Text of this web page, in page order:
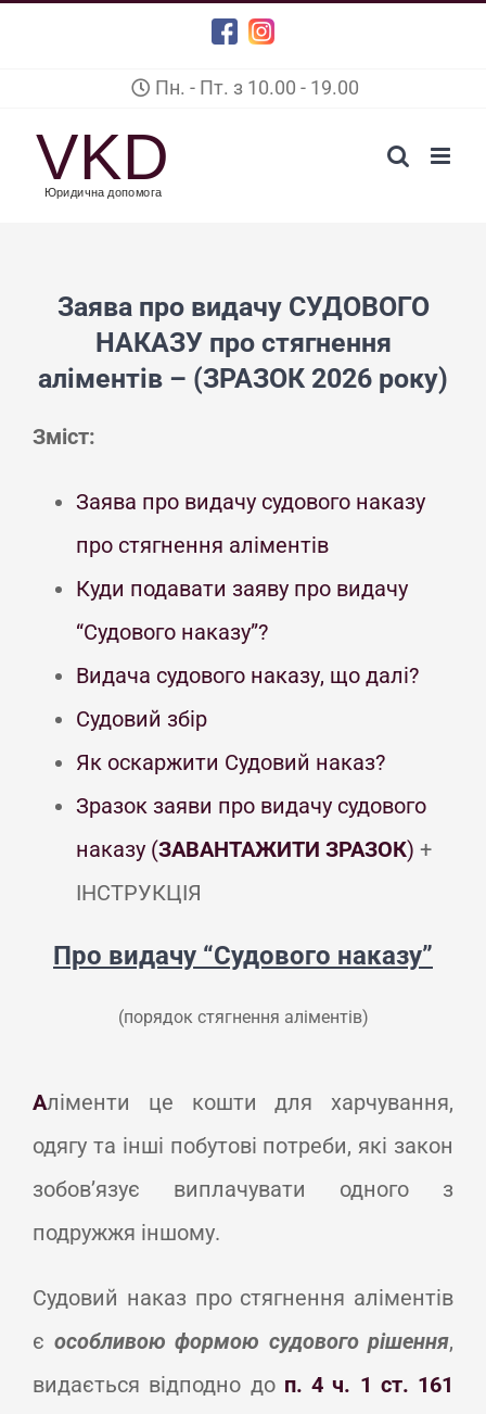
FacebookInstagram
Пн. - Пт. з 10.00 - 19.00
Заява про видачу СУДОВОГО
НАКАЗУ про стягнення
аліментів – (ЗРАЗОК 2026 року)
Зміст:
Заява про видачу судового наказу
про стягнення аліментів
Куди подавати заяву про видачу
“Судового наказу”?
Видача судового наказу, що далі?
Судовий збір
Як оскаржити Судовий наказ?
Зразок заяви про видачу судового
наказу (ЗАВАНТАЖИТИ ЗРАЗОК) +
ІНСТРУКЦІЯ
Про видачу “Судового наказу”
(порядок стягнення аліментів)
Аліменти це кошти для харчування,
одягу та інші побутові потреби, які закон
зобов’язує виплачувати одного з
подружжя іншому.
Судовий наказ про стягнення аліментів
є особливою формою судового рішення,
видається відподно до п. 4 ч. 1 ст. 161